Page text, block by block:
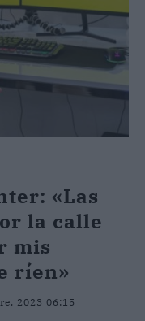
«Las
la calle
mis
ríen»
2023 06:15